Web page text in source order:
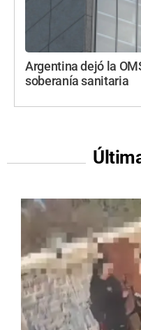
Argentina dejó la
soberanía sanitaria